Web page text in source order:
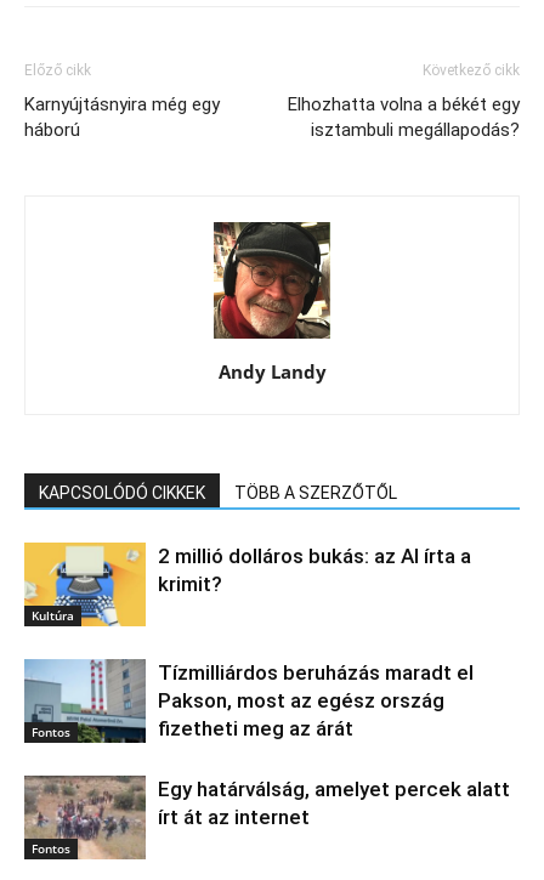
Előző cikk
Karnyújtásnyira még egy
háború
Következő cikk
Elhozhatta volna a békét egy
isztambuli megállapodás?
Andy Landy
KAPCSOLÓDÓ CIKKEK TÖBB A SZERZŐTŐL
Kultúra
2 millió dolláros bukás: az AI írta a
krimit?
Fontos
Tízmilliárdos beruházás maradt el
Pakson, most az egész ország
fizetheti meg az árát
Fontos
Egy határválság, amelyet percek alatt
írt át az internet